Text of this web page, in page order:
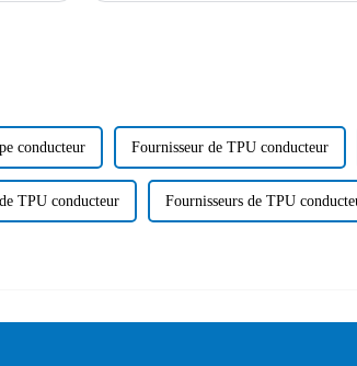
conducteur Fournisseur de TPU conducteur
TPU conducteur Fournisseurs de TPU